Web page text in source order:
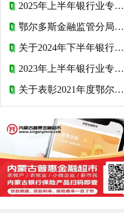
2025年上半年银行业专业人员初级和中级职业资格考试报名公告
鄂尔多斯金融监管分局致金融消费者的一封信
关于2024年下半年银行业专业人员初级和中级职业资格考试报名的公告
2023年上半年银行业专业人员初级和中级职业资格考试报名公告
关于表彰2021年度鄂尔多斯银行业文明 规范服务“十佳网点”、“星级网点” 和“优秀网点”的决定